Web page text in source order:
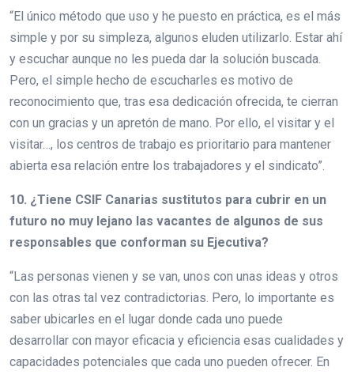
“El único método que uso y he puesto en práctica, es el más
simple y por su simpleza, algunos eluden utilizarlo. Estar ahí
y escuchar aunque no les pueda dar la solución buscada.
Pero, el simple hecho de escucharles es motivo de
reconocimiento que, tras esa dedicación ofrecida, te cierran
con un gracias y un apretón de mano. Por ello, el visitar y el
visitar…, los centros de trabajo es prioritario para mantener
abierta esa relación entre los trabajadores y el sindicato”.
10. ¿Tiene CSIF Canarias sustitutos para cubrir en un
futuro no muy lejano las vacantes de algunos de sus
responsables que conforman su Ejecutiva?
“Las personas vienen y se van, unos con unas ideas y otros
con las otras tal vez contradictorias. Pero, lo importante es
saber ubicarles en el lugar donde cada uno puede
desarrollar con mayor eficacia y eficiencia esas cualidades y
capacidades potenciales que cada uno pueden ofrecer. En